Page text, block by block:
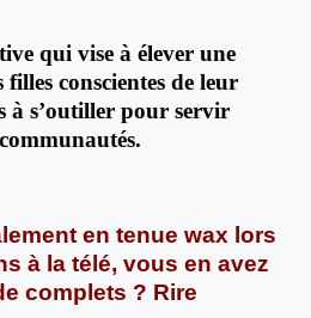
qui vise à élever une
filles conscientes de leur
à s’outiller pour servir
en tenue wax lors
à la télé, vous en avez
complets ? Rire